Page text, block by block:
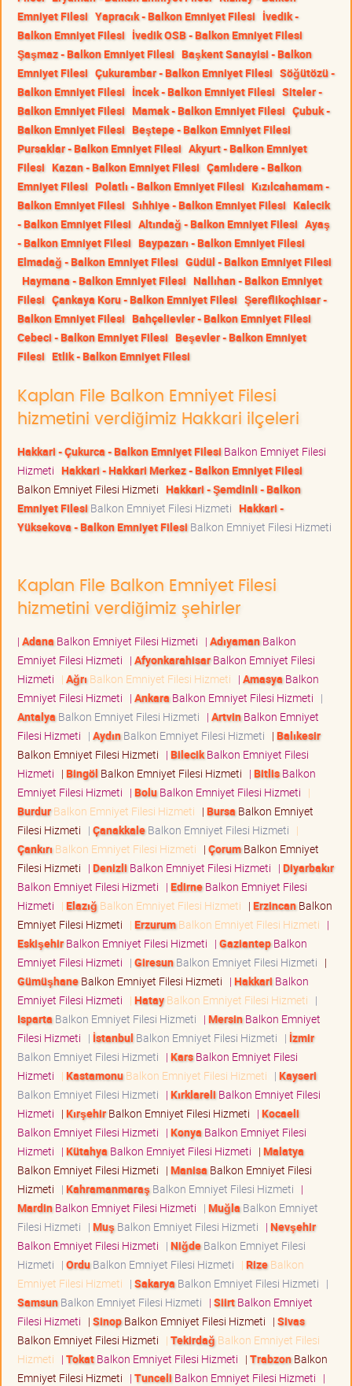
Emniyet Filesi Yapracık - Balkon Emniyet Filesi İvedik -
Balkon Emniyet Filesi İvedik OSB - Balkon Emniyet Filesi
Şaşmaz - Balkon Emniyet Filesi Başkent Sanayisi - Balkon
Emniyet Filesi Çukurambar - Balkon Emniyet Filesi Söğütözü -
Balkon Emniyet Filesi İncek - Balkon Emniyet Filesi Siteler -
Balkon Emniyet Filesi Mamak - Balkon Emniyet Filesi Çubuk -
Balkon Emniyet Filesi Beştepe - Balkon Emniyet Filesi
Pursaklar - Balkon Emniyet Filesi Akyurt - Balkon Emniyet
Filesi Kazan - Balkon Emniyet Filesi Çamlıdere - Balkon
Emniyet Filesi Polatlı - Balkon Emniyet Filesi Kızılcahamam -
Balkon Emniyet Filesi Sıhhiye - Balkon Emniyet Filesi Kalecik
- Balkon Emniyet Filesi Altındağ - Balkon Emniyet Filesi Ayaş
- Balkon Emniyet Filesi Baypazarı - Balkon Emniyet Filesi
Elmadağ - Balkon Emniyet Filesi Güdül - Balkon Emniyet Filesi
Haymana - Balkon Emniyet Filesi Nallıhan - Balkon Emniyet
Filesi Çankaya Koru - Balkon Emniyet Filesi Şereflikoçhisar -
Balkon Emniyet Filesi Bahçelievler - Balkon Emniyet Filesi
Cebeci - Balkon Emniyet Filesi Beşevler - Balkon Emniyet
Filesi Etlik - Balkon Emniyet Filesi
Kaplan File Balkon Emniyet Filesi
hizmetini verdiğimiz Hakkari ilçeleri
Hakkari - Çukurca - Balkon Emniyet Filesi Balkon Emniyet Filesi
Hizmeti Hakkari - Hakkari Merkez - Balkon Emniyet Filesi
Balkon Emniyet Filesi Hizmeti Hakkari - Şemdinli - Balkon
Emniyet Filesi Balkon Emniyet Filesi Hizmeti Hakkari -
Yüksekova - Balkon Emniyet Filesi Balkon Emniyet Filesi Hizmeti
Kaplan File Balkon Emniyet Filesi
hizmetini verdiğimiz şehirler
| Adana Balkon Emniyet Filesi Hizmeti | AdıyamanBalkon
Emniyet Filesi Hizmeti | AfyonkarahisarBalkon Emniyet Filesi
Hizmeti | Ağrı Balkon Emniyet Filesi Hizmeti | Amasya Balkon
Emniyet Filesi Hizmeti | Ankara Balkon Emniyet Filesi Hizmeti |
Antalya Balkon Emniyet Filesi Hizmeti | ArtvinBalkon Emniyet
Filesi Hizmeti | AydınBalkon Emniyet Filesi Hizmeti | Balıkesir
Balkon Emniyet Filesi Hizmeti | BilecikBalkon Emniyet Filesi
Hizmeti | Bingöl Balkon Emniyet Filesi Hizmeti | BitlisBalkon
Emniyet Filesi Hizmeti | BoluBalkon Emniyet Filesi Hizmeti |
BurdurBalkon Emniyet Filesi Hizmeti | Bursa Balkon Emniyet
Filesi Hizmeti | ÇanakkaleBalkon Emniyet Filesi Hizmeti |
Çankırı Balkon Emniyet Filesi Hizmeti | ÇorumBalkon Emniyet
Filesi Hizmeti | Denizli Balkon Emniyet Filesi Hizmeti | Diyarbakır
Balkon Emniyet Filesi Hizmeti | EdirneBalkon Emniyet Filesi
Hizmeti | Elazığ Balkon Emniyet Filesi Hizmeti | ErzincanBalkon
Emniyet Filesi Hizmeti | ErzurumBalkon Emniyet Filesi Hizmeti |
EskişehirBalkon Emniyet Filesi Hizmeti | GaziantepBalkon
Emniyet Filesi Hizmeti | GiresunBalkon Emniyet Filesi Hizmeti |
GümüşhaneBalkon Emniyet Filesi Hizmeti | Hakkari Balkon
Emniyet Filesi Hizmeti | HatayBalkon Emniyet Filesi Hizmeti |
Isparta Balkon Emniyet Filesi Hizmeti | MersinBalkon Emniyet
Filesi Hizmeti | İstanbul Balkon Emniyet Filesi Hizmeti | İzmir
Balkon Emniyet Filesi Hizmeti | KarsBalkon Emniyet Filesi
Hizmeti | KastamonuBalkon Emniyet Filesi Hizmeti | Kayseri
Balkon Emniyet Filesi Hizmeti | Kırklareli Balkon Emniyet Filesi
Hizmeti | KırşehirBalkon Emniyet Filesi Hizmeti | Kocaeli
Balkon Emniyet Filesi Hizmeti | Konya Balkon Emniyet Filesi
Hizmeti | Kütahya Balkon Emniyet Filesi Hizmeti | Malatya
Balkon Emniyet Filesi Hizmeti | Manisa Balkon Emniyet Filesi
Hizmeti | Kahramanmaraş Balkon Emniyet Filesi Hizmeti |
MardinBalkon Emniyet Filesi Hizmeti | Muğla Balkon Emniyet
Filesi Hizmeti | Muş Balkon Emniyet Filesi Hizmeti | Nevşehir
Balkon Emniyet Filesi Hizmeti | NiğdeBalkon Emniyet Filesi
Hizmeti | OrduBalkon Emniyet Filesi Hizmeti | RizeBalkon
Emniyet Filesi Hizmeti | Sakarya Balkon Emniyet Filesi Hizmeti |
SamsunBalkon Emniyet Filesi Hizmeti | SiirtBalkon Emniyet
Filesi Hizmeti | SinopBalkon Emniyet Filesi Hizmeti | Sivas
Balkon Emniyet Filesi Hizmeti | Tekirdağ Balkon Emniyet Filesi
Hizmeti | TokatBalkon Emniyet Filesi Hizmeti | TrabzonBalkon
Emniyet Filesi Hizmeti | Tunceli Balkon Emniyet Filesi Hizmeti |